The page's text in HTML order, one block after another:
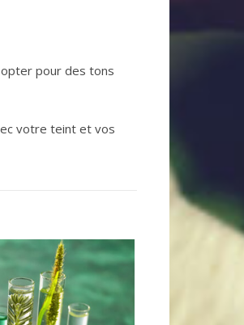
pour des tons
votre teint et vos